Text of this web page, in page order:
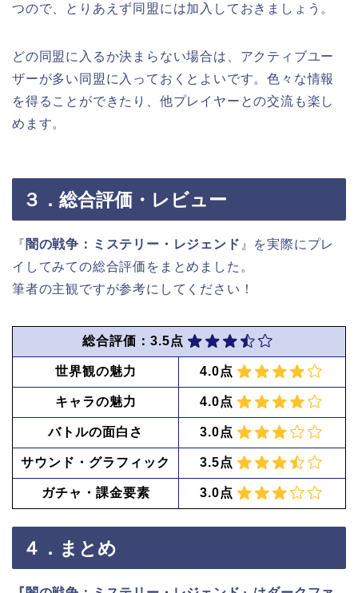
つので、とりあえず同盟には加入しておきましょう。
どの同盟に入るか決まらない場合は、アクティブユー
ザーが多い同盟に入っておくとよいです。色々な情報
を得ることができたり、他プレイヤーとの交流も楽し
めます。
３．総合評価・レビュー
『 闇の戦争：ミステリー・レジェンド 』を実際にプレ
イしてみての総合評価をまとめました。
筆者の主観ですが参考にしてください！
総合評価：3.5点
世界観の魅力 4.0点
キャラの魅力 4.0点
バトルの面白さ 3.0点
サウンド・グラフィック 3.5点
ガチャ・課金要素 3.0点
４．まとめ